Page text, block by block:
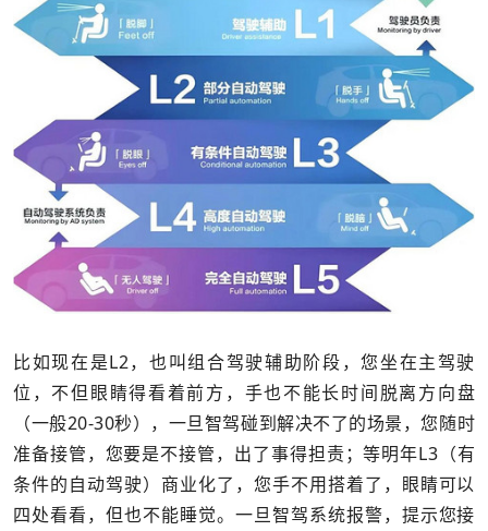
比如现在是L2，也叫组合驾驶辅助阶段，您坐在主驾驶
位，不但眼睛得看着前方，手也不能长时间脱离方向盘
（一般20-30秒），一旦智驾碰到解决不了的场景，您随时
准备接管，您要是不接管，出了事得担责；等明年L3（有
条件的自动驾驶）商业化了，您手不用搭着了，眼睛可以
四处看看，但也不能睡觉。一旦智驾系统报警，提示您接